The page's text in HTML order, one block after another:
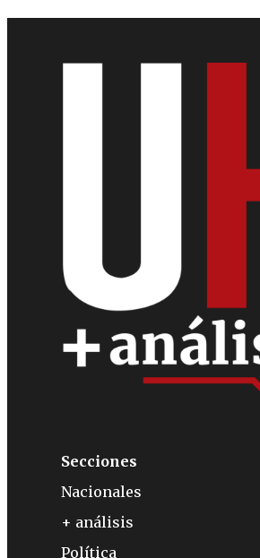
Secciones
Nacionales
+ análisis
Política